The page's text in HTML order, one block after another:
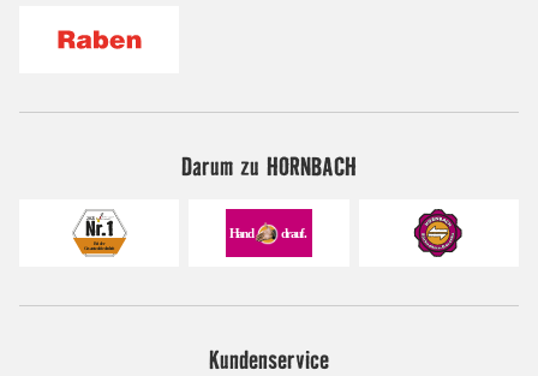
Darum zu HORNBACH
Kundenservice